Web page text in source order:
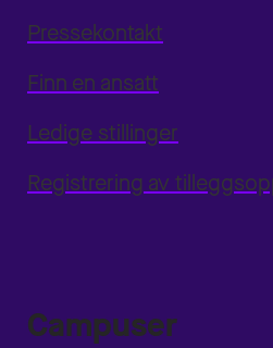
Pressekontakt
Finn en ansatt
Ledige stillinger
Registrering av
Campuser